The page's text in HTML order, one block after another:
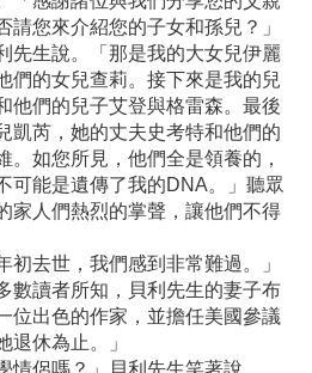
請您來介紹您的子女和孫兒？」
生說。「那是我的大女兒伊麗
們的女兒查莉。接下來是我的兒
他們的兒子艾登與格雷森。最後
凱芮，她的丈夫史考特和他們的
。如您所見，他們全是領養的，
可能是遺傳了我的DNA。」聽眾
家人們熱烈的掌聲，讓他們不得
去世，我們感到非常難過。」
數讀者所知，貝利先生的妻子布
位出色的作家，並擔任美國參議
退休為止。」